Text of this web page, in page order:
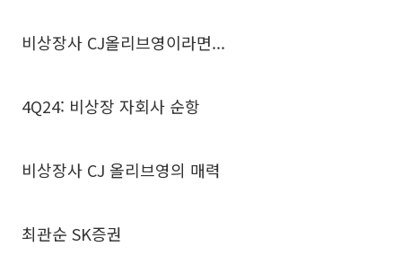
비상장사 CJ올리브영이라면...
4Q24: 비상장 자회사 순항
비상장사 CJ 올리브영의 매력
최관순 SK증권